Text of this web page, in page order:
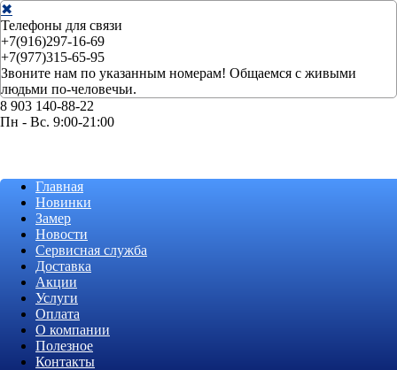
✖
Телефоны для связи
+7(916)297-16-69
+7(977)315-65-95
Звоните нам по указанным номерам! Общаемся с живыми
людьми по-человечьи.
8 903 140-88-22
Пн - Вс. 9:00-21:00
Главная
Новинки
Замер
Новости
Сервисная служба
Доставка
Акции
Услуги
Оплата
О компании
Полезное
Контакты